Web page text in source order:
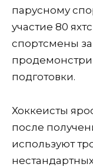
парусному
участие 80
спортсмены
подготовки.
Хоккеисты
после
используют